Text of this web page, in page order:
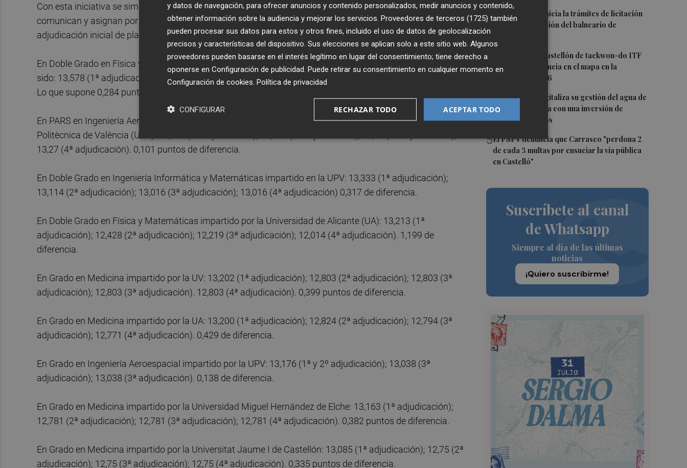
2 La Diputación inicia la trámites de licitación
para la explotación del balneario de
3
Los clubes de Castellón de taekwon-do ITF
ponen a la provincia en el mapa en la
temporada 25/26
4Torreblanca digitaliza su gestión del agua de
la mano de Facsa con una inversión de
287.503,23 euros
5El PSPV denuncia que Carrasco "perdona 2
de cada 3 multas por ensuciar la vía pública
en Castelló"
Suscríbete al canal
de Whatsapp
Siempre al día de las últimas
noticias
¡Quiero suscribirme!
Con esta iniciativa se simplifica el proceso para el alumnado, ya que todas las plazas disponibles se
comunican y asignan por orden de nota y preferencia el mismo día, en un proceso similar al de la
adjudicación inicial de plazas.
En Doble Grado en Física y Matemáticas impartido en la Universitat de València (UV), las notas de corte han
sido: 13,578 (1ª adjudicación); 13,345 (2º adjudicación); 13,294 (3º adjudicación); 13,294 (4ª adjudicación).
Lo que supone 0,284 puntos de diferencia respecto a la primera adjudicación.
En PARS en Ingeniería Aeronáutica (vía Grado en Ingeniería Aeroespacial) impartido por la Universitat
Politècnica de València (UPV): 13,371 (1ª adjudicación); 13,282 (2ª adjudicación); 13,27 (3ª adjudicación);
13,27 (4ª adjudicación). 0,101 puntos de diferencia.
En Doble Grado en Ingeniería Informática y Matemáticas impartido en la UPV: 13,333 (1ª adjudicación);
13,114 (2ª adjudicación); 13,016 (3ª adjudicación); 13,016 (4ª adjudicación) 0,317 de diferencia.
En Doble Grado en Física y Matemáticas impartido por la Universidad de Alicante (UA): 13,213 (1ª
adjudicación); 12,428 (2ª adjudicación); 12,219 (3ª adjudicación); 12,014 (4ª adjudicación). 1,199 de
diferencia.
En Grado en Medicina impartido por la UV: 13,202 (1ª adjudicación); 12,803 (2ª adjudicación); 12,803 (3ª
adjudicación); 12,803 (3ª adjudicación). 12,803 (4ª adjudicación). 0,399 puntos de diferencia.
En Grado en Medicina impartido por la UA: 13,200 (1ª adjudicación); 12,824 (2ª adjudicación); 12,794 (3ª
adjudicación); 12,771 (4ª adjudicación). 0,429 de diferencia.
En Grado en Ingeniería Aeroespacial impartido por la UPV: 13,176 (1ª y 2º adjudicación); 13,038 (3ª
adjudicación); 13,038 (3ª adjudicación). 0,138 de diferencia.
En Grado en Medicina impartido por la Universidad Miguel Hernández de Elche: 13,163 (1ª adjudicación);
12,781 (2ª adjudicación); 12,781 (3ª adjudicación); 12,781 (4ª adjudicación). 0,382 puntos de diferencia.
En Grado en Medicina impartido por la Universitat Jaume I de Castellón: 13,085 (1ª adjudicación); 12,75 (2ª
adjudicación); 12,75 (3ª adjudicación); 12,75 (4ª adjudicación). 0,335 puntos de diferencia.
y datos de navegación, para ofrecer anuncios y contenido personalizados, medir anuncios y contenido,
obtener información sobre la audiencia y mejorar los servicios. Proveedores de terceros (1725) también
pueden procesar sus datos para estos y otros fines, incluido el uso de datos de geolocalización
precisos y características del dispositivo. Sus elecciones se aplican solo a este sitio web. Algunos
proveedores pueden basarse en el interés legítimo en lugar del consentimiento; tiene derecho a
oponerse en Configuración de publicidad . Puede retirar su consentimiento en cualquier momento en
Configuración de cookies Política de privacidad
ACEPTAR TODO
RECHAZAR TODO
CONFIGURAR